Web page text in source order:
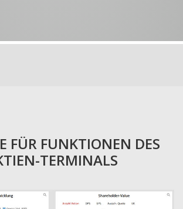
FÜR FUNKTIONEN DES
TERMINALS